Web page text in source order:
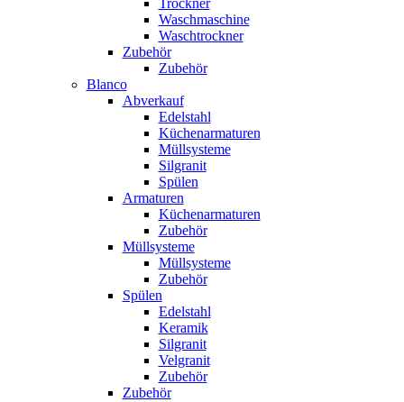
Trockner
Waschmaschine
Waschtrockner
Zubehör
Zubehör
Blanco
Abverkauf
Edelstahl
Küchenarmaturen
Müllsysteme
Silgranit
Spülen
Armaturen
Küchenarmaturen
Zubehör
Müllsysteme
Müllsysteme
Zubehör
Spülen
Edelstahl
Keramik
Silgranit
Velgranit
Zubehör
Zubehör